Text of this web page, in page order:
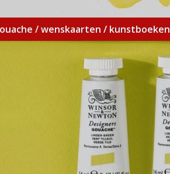
/ wenskaarten / kunstboeken